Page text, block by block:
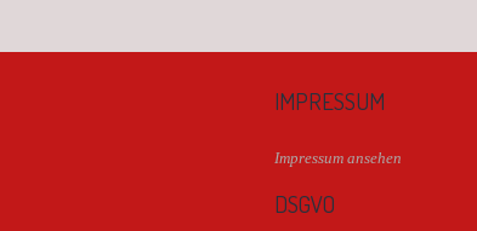
IMPRESSUM
Impressum ansehen
DSGVO